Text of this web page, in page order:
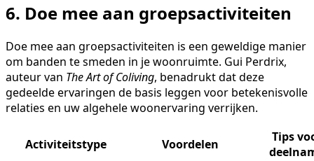
6. Doe mee aan groepsactiviteiten
Doe mee aan groepsactiviteiten is een geweldige manier
om banden te smeden in je woonruimte. Gui Perdrix,
auteur van The Art of Coliving, benadrukt dat deze
gedeelde ervaringen de basis leggen voor betekenisvolle
relaties en uw algehele woonervaring verrijken.
Activiteitstype Voordelen
Tips